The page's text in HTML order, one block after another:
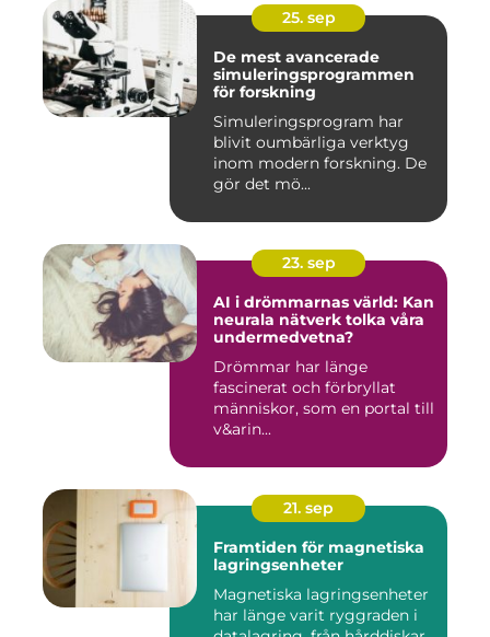
25. sep
De mest avancerade
simuleringsprogrammen
för forskning
Simuleringsprogram har
blivit oumbärliga verktyg
inom modern forskning. De
gör det mö...
23. sep
AI i drömmarnas värld: Kan
neurala nätverk tolka våra
undermedvetna?
Drömmar har länge
fascinerat och förbryllat
människor, som en portal till
v&arin...
21. sep
Framtiden för magnetiska
lagringsenheter
Magnetiska lagringsenheter
har länge varit ryggraden i